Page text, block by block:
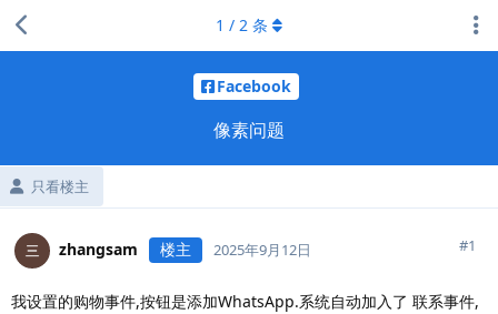
Facebook
像素问题
只看楼主
1 / 2 条
zhangsam 楼主 2025年9月12日 #1
我设置的购物事件,按钮是添加WhatsApp.系统自动加入了 联系事件,